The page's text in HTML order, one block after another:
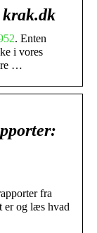
krak.dk
. Enten
i vores
…
fra
er og læs hvad